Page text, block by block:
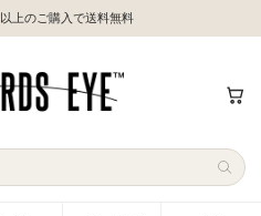
上のご購入で送料無料